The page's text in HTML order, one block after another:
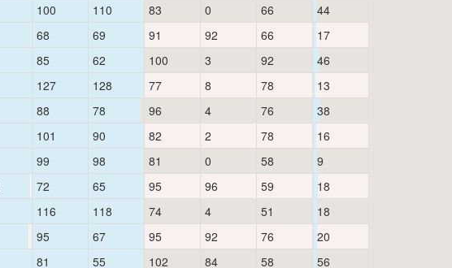
100 110 83 0 66
44
68 69 91 92 66
17
85 62 100 3 92
46
127 128 77 8 78
13
88 78 96 4 76
38
101 90 82 2 78
16
99 98 81 0 58
9
72 65 95 96 59
18
116 118 74 4 51
18
95 67 95 92 76
20
81 55 102 84 58
56